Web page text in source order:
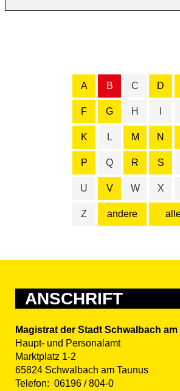
A B C D
F G H
K L M N
P Q R S
U V W X
Z andere
ANSCHRIFT
Magistrat der Stadt Schwalbach
Haupt- und Personalamt
Marktplatz 1-2
65824 Schwalbach am Taunus
Telefon: 06196 / 804-0